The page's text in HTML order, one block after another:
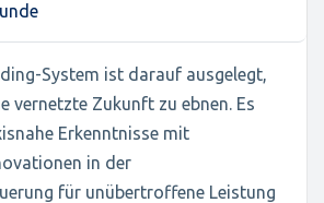
System ist darauf ausgelegt,
vernetzte Zukunft zu ebnen. Es
Erkenntnisse mit
in der
für unübertroffene Leistung